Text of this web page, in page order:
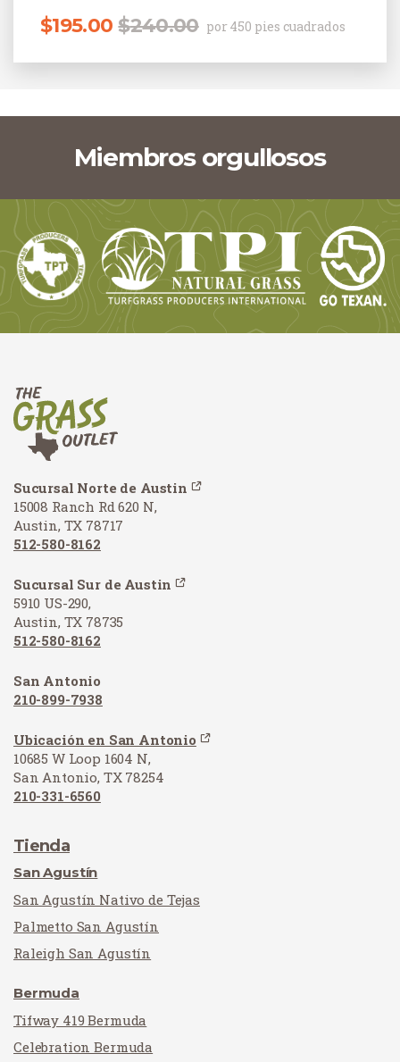
$240.00
$195.00 por 450 pies cuadrados
Miembros orgullosos
Sucursal Norte de Austin
15008 Ranch Rd 620 N,
Austin, TX 78717
512-580-8162
Sucursal Sur de Austin
5910 US-290,
Austin, TX 78735
512-580-8162
San Antonio
210-899-7938
Ubicación en San Antonio
10685 W Loop 1604 N,
San Antonio, TX 78254
210-331-6560
Tienda
San Agustín
San Agustín Nativo de Tejas
Palmetto San Agustín
Raleigh San Agustín
Bermuda
Tifway 419 Bermuda
Celebration Bermuda